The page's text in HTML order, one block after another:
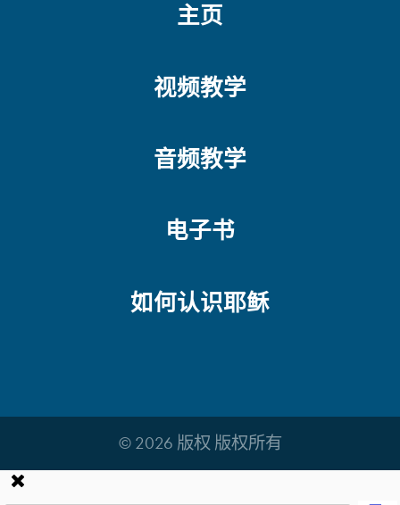
主页
视频教学
音频教学
电子书
如何认识耶稣
© 2026 版权 版权所有